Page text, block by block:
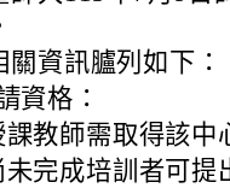
關資訊臚列如下：
資格：
課教師需取得該中
未完成培訓者可提